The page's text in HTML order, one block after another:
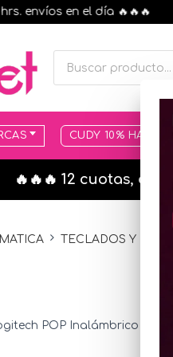
en el día 🔥🔥🔥
CUDY 10% HASTA
🔥🔥🔥 12 cuotas, en
TECLADOS Y